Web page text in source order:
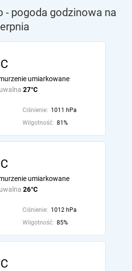
- pogoda godzinowa na
27°C
umiarkowane
Ciśnienie: 1011 hPa
Wilgotność: 81%
26°C
umiarkowane
Ciśnienie: 1012 hPa
Wilgotność: 85%